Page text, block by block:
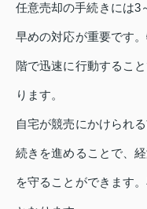
任意売却の手続きには3
早めの対応が重要です
階で迅速に行動するこ
ります。
自宅が競売にかけられ
続きを進めることで、
を守ることができます